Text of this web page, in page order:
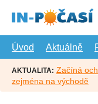
hlavní
Úvod
Aktuálně
AKTUALITA: Začíná
zejména na východě